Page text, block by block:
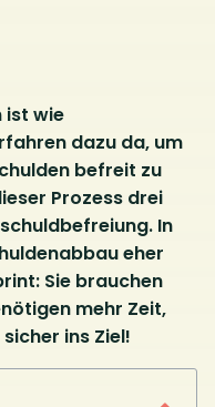
ist wie
dazu da, um
befreit zu
Prozess drei
In
eher
Sie brauchen
mehr Zeit,
ins Ziel!